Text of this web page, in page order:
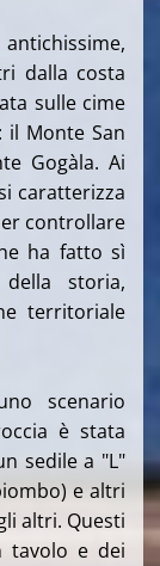
dalla costa
sulle cime
Monte San
Gogàla. Ai
caratterizza
controllare
ha fatto sì
storia,
territoriale
scenario
è stata
sedile a "L"
e altri
altri. Questi
tavolo e dei